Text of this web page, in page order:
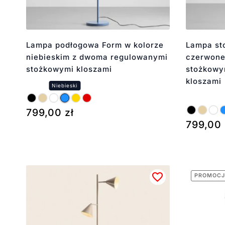
Lampa podłogowa Form w kolorze
niebieskim z dwoma regulowanymi
stożkowymi kloszami
799,00 zł
Lampa
kloszami
799,00